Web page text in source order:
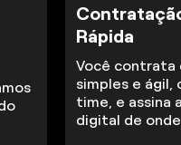
Rápida
Você contrata
simples e ágil,
time, e assina
digital de